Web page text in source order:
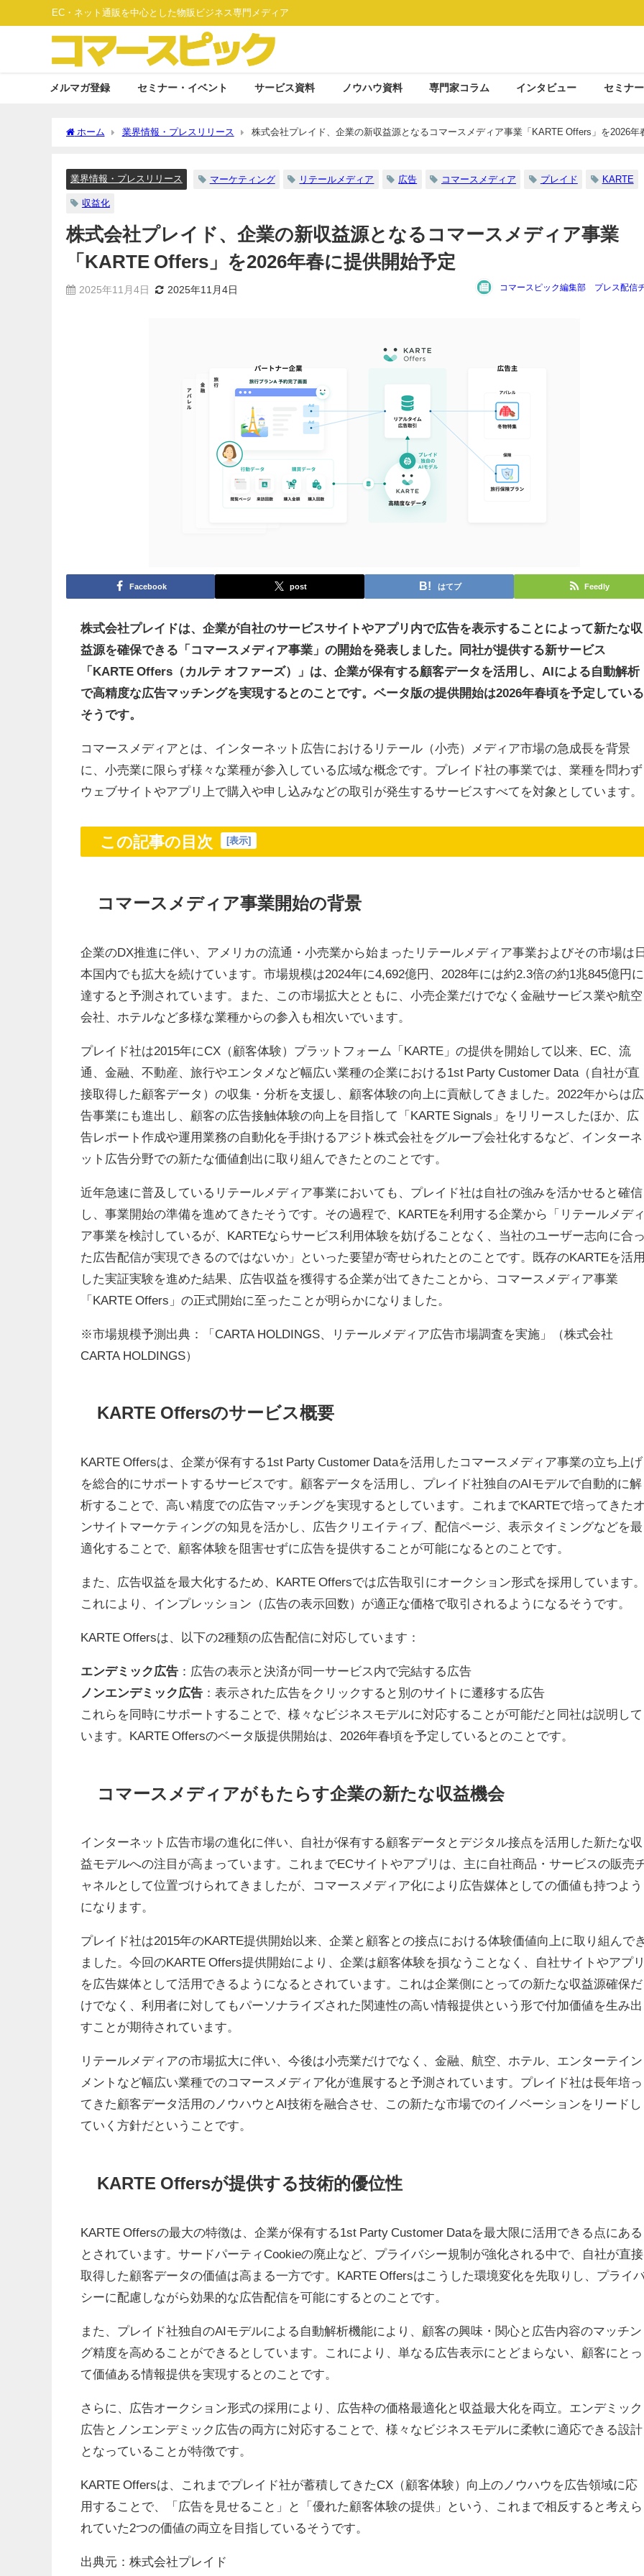
EC・ネット通販を中心とした物販ビジネス専門メディア
メルマガ登録 セミナー・イベント サービス資料 ノウハウ資料 専門家コラム インタビュー セミナ
ホーム 業界情報・プレスリリース
株式会社プレイド、企業の新収益源となるコマースメディア事業「KARTE Offers」を2026年
業界情報・プレスリリース マーケティング リテールメディア 広告 コマースメディア プレイド KARTE
収益化
株式会社プレイド、企業の新収益源となるコマースメディア事業
「KARTE Offers」を2026年春に提供開始予定
2025年11月4日 2025年11月4日 コマースピック編集部 プレス配信
Facebook post はてブ Feedly
株式会社プレイドは、企業が自社のサービスサイトやアプリ内で広告を表示することによって新たな収
益源を確保できる「コマースメディア事業」の開始を発表しました。同社が提供する新サービス
「KARTE Offers（カルテ オファーズ）」は、企業が保有する顧客データを活用し、AIによる自動解析
で高精度な広告マッチングを実現するとのことです。ベータ版の提供開始は2026年春頃を予定している
そうです。
コマースメディアとは、インターネット広告におけるリテール（小売）メディア市場の急成長を背景
に、小売業に限らず様々な業種が参入している広域な概念です。プレイド社の事業では、業種を問わず
ウェブサイトやアプリ上で購入や申し込みなどの取引が発生するサービスすべてを対象としています。
この記事の目次 [表示]
コマースメディア事業開始の背景
企業のDX推進に伴い、アメリカの流通・小売業から始まったリテールメディア事業およびその市場は
本国内でも拡大を続けています。市場規模は2024年に4,692億円、2028年には約2.3倍の約1兆845億円に
達すると予測されています。また、この市場拡大とともに、小売企業だけでなく金融サービス業や航空
会社、ホテルなど多様な業種からの参入も相次いでいます。
プレイド社は2015年にCX（顧客体験）プラットフォーム「KARTE」の提供を開始して以来、EC、流
通、金融、不動産、旅行やエンタメなど幅広い業種の企業における1st Party Customer Data（自社が直
接取得した顧客データ）の収集・分析を支援し、顧客体験の向上に貢献してきました。2022年からは広
告事業にも進出し、顧客の広告接触体験の向上を目指して「KARTE Signals」をリリースしたほか、広
告レポート作成や運用業務の自動化を手掛けるアジト株式会社をグループ会社化するなど、インターネ
ット広告分野での新たな価値創出に取り組んできたとのことです。
近年急速に普及しているリテールメディア事業においても、プレイド社は自社の強みを活かせると確信
し、事業開始の準備を進めてきたそうです。その過程で、KARTEを利用する企業から「リテールメデ
ア事業を検討しているが、KARTEならサービス利用体験を妨げることなく、当社のユーザー志向に合
た広告配信が実現できるのではないか」といった要望が寄せられたとのことです。既存のKARTEを活
した実証実験を進めた結果、広告収益を獲得する企業が出てきたことから、コマースメディア事業
「KARTE Offers」の正式開始に至ったことが明らかになりました。
※市場規模予測出典：「CARTA HOLDINGS、リテールメディア広告市場調査を実施」（株式会社
CARTA HOLDINGS）
KARTE Offersのサービス概要
KARTE Offersは、企業が保有する1st Party Customer Dataを活用したコマースメディア事業の立ち上げ
を総合的にサポートするサービスです。顧客データを活用し、プレイド社独自のAIモデルで自動的に解
析することで、高い精度での広告マッチングを実現するとしています。これまでKARTEで培ってきた
ンサイトマーケティングの知見を活かし、広告クリエイティブ、配信ページ、表示タイミングなどを最
適化することで、顧客体験を阻害せずに広告を提供することが可能になるとのことです。
また、広告収益を最大化するため、KARTE Offersでは広告取引にオークション形式を採用しています
これにより、インプレッション（広告の表示回数）が適正な価格で取引されるようになるそうです。
KARTE Offersは、以下の2種類の広告配信に対応しています：
エンデミック広告：広告の表示と決済が同一サービス内で完結する広告
ノンエンデミック広告：表示された広告をクリックすると別のサイトに遷移する広告
これらを同時にサポートすることで、様々なビジネスモデルに対応することが可能だと同社は説明して
います。KARTE Offersのベータ版提供開始は、2026年春頃を予定しているとのことです。
コマースメディアがもたらす企業の新たな収益機会
インターネット広告市場の進化に伴い、自社が保有する顧客データとデジタル接点を活用した新たな収
益モデルへの注目が高まっています。これまでECサイトやアプリは、主に自社商品・サービスの販売
ャネルとして位置づけられてきましたが、コマースメディア化により広告媒体としての価値も持つよう
になります。
プレイド社は2015年のKARTE提供開始以来、企業と顧客との接点における体験価値向上に取り組んで
ました。今回のKARTE Offers提供開始により、企業は顧客体験を損なうことなく、自社サイトやアプ
を広告媒体として活用できるようになるとされています。これは企業側にとっての新たな収益源確保だ
けでなく、利用者に対してもパーソナライズされた関連性の高い情報提供という形で付加価値を生み出
すことが期待されています。
リテールメディアの市場拡大に伴い、今後は小売業だけでなく、金融、航空、ホテル、エンターテイン
メントなど幅広い業種でのコマースメディア化が進展すると予測されています。プレイド社は長年培っ
てきた顧客データ活用のノウハウとAI技術を融合させ、この新たな市場でのイノベーションをリードし
ていく方針だということです。
KARTE Offersが提供する技術的優位性
KARTE Offersの最大の特徴は、企業が保有する1st Party Customer Dataを最大限に活用できる点にある
とされています。サードパーティCookieの廃止など、プライバシー規制が強化される中で、自社が直接
取得した顧客データの価値は高まる一方です。KARTE Offersはこうした環境変化を先取りし、プライ
シーに配慮しながら効果的な広告配信を可能にするとのことです。
また、プレイド社独自のAIモデルによる自動解析機能により、顧客の興味・関心と広告内容のマッチン
グ精度を高めることができるとしています。これにより、単なる広告表示にとどまらない、顧客にとっ
て価値ある情報提供を実現するとのことです。
さらに、広告オークション形式の採用により、広告枠の価格最適化と収益最大化を両立。エンデミック
広告とノンエンデミック広告の両方に対応することで、様々なビジネスモデルに柔軟に適応できる設計
となっていることが特徴です。
KARTE Offersは、これまでプレイド社が蓄積してきたCX（顧客体験）向上のノウハウを広告領域に応
用することで、「広告を見せること」と「優れた顧客体験の提供」という、これまで相反すると考えら
れていた2つの価値の両立を目指しているそうです。
出典元：株式会社プレイド